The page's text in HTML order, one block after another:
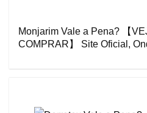
Monjarim Vale a Pena? 【
COMPRAR】 Site Oficial,